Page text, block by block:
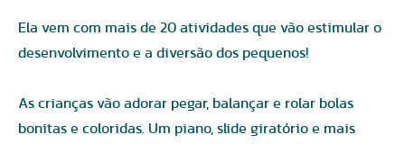
Ela vem com mais de 20 atividades que vão estimular o
desenvolvimento e a diversão dos pequenos!
As crianças vão adorar pegar, balançar e rolar bolas
bonitas e coloridas. Um piano, slide giratório e mais